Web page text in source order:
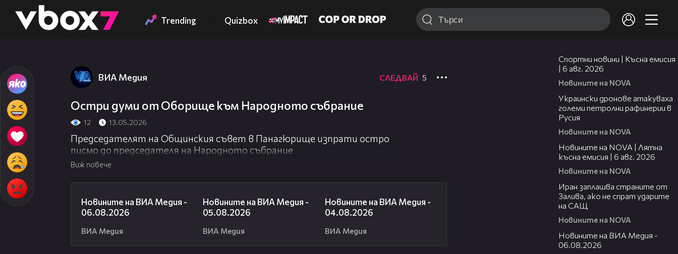
👾 Trending Quizbox
ВИА Медия СЛЕДВАЙ 5
Остри думи от Оборище към Народното събрание
12 13.05.2026
Председателят на Общинския съвет в Панагюрище изпрати остро
писмо до председателя на Народното събрание
Виж повече
Новините на ВИА Медия -
06.08.2026
ВИА Медия
Новините на ВИА Медия -
05.08.2026
ВИА Медия
Новините на ВИА Медия -
04.08.2026
ВИА Медия
Спортни новини | Късна емисия
| 6 авг. 2026
Новините на NOVA
Украински дронове атакуваха
големи петролни рафинерии в
Русия
Новините на NOVA
Новините на NOVA | Лятна
късна емисия | 6 авг. 2026
Новините на NOVA
Иран заплашва страните от
Залива, ако не спрат ударите
на САЩ
Новините на NOVA
Новините на ВИА Медия -
06.08.2026